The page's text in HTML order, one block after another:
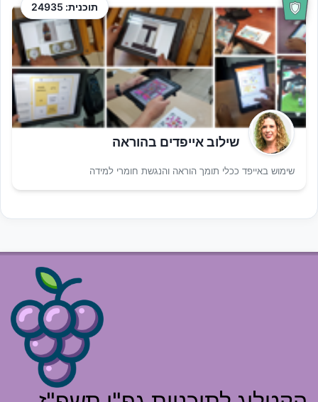
תוכנית: 24935
שילוב אייפדים בהוראה
שימוש באייפד ככלי תומך הוראה והנגשת חומרי למידה